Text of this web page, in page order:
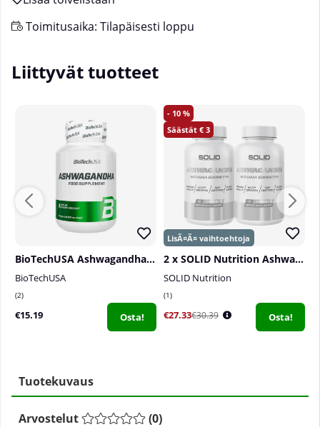
Toimitusaika: Tilapäisesti loppu
Liittyvät tuotteet
BioTechUSA Ashwagandha, 60 caps
BioTechUSA
2
€15.19 Osta!
10
3
2 x SOLID Nutrition Ashwagandha, 60 caps
SOLID Nutrition
1
€27.33€30.39 Osta!
Tuotekuvaus
Arvostelut (0)